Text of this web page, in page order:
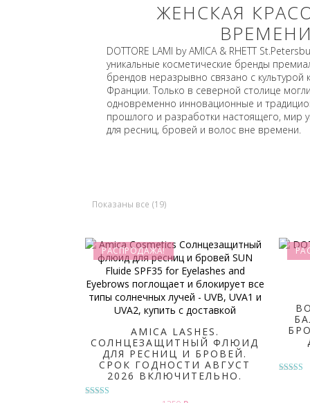
ЖЕНСКАЯ
DOTTORE LAMI by AMICA & RHETT
уникальные косметические бренды
брендов неразрывно связано с культурой
Франции. Только в северной столице
одновременно инновационные и
прошлого и разработки настоящего, мир
для ресниц, бровей и волос вне времени.
Показаны все (19)
РАСПРОДАЖА!
AMICA LASHES.
СОЛНЦЕЗАЩИТНЫЙ ФЛЮИД
ДЛЯ РЕСНИЦ И БРОВЕЙ.
СРОК ГОДНОСТИ АВГУСТ
2026 ВКЛЮЧИТЕЛЬНО.